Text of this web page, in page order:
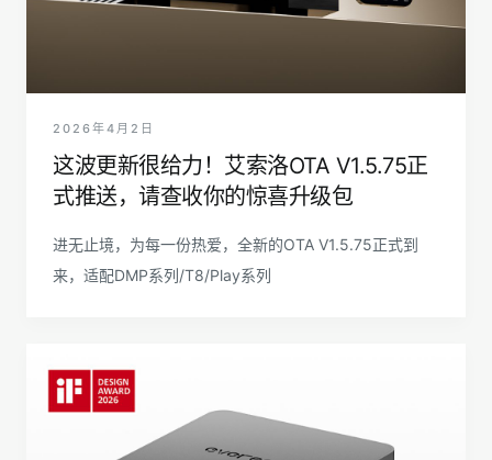
2026年4月2日
这波更新很给力！艾索洛OTA V1.5.75正
式推送，请查收你的惊喜升级包
进无止境，为每一份热爱，全新的OTA V1.5.75正式到
来，适配DMP系列/T8/Play系列